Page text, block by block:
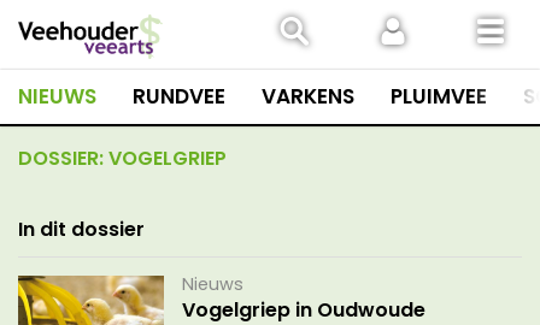
naar
inhoud
NIEUWS RUNDVEE VARKENS PLUIMVEE
DOSSIER:VOGELGRIEP
In dit dossier
Nieuws
Vogelgriep in Oudwoude